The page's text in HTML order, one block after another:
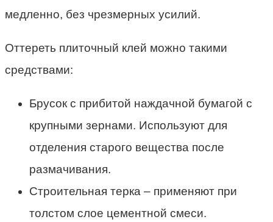
медленно, без чрезмерных усилий.
Оттереть плиточный клей можно такими
средствами:
Брусок с прибитой наждачной бумагой с
крупными зернами. Используют для
отделения старого вещества после
размачивания.
Строительная терка – применяют при
толстом слое цементной смеси.